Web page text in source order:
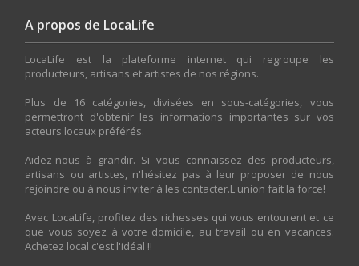
A propos de LocaLife
LocaLife est la plateforme internet qui regroupe les
producteurs, artisans et artistes de nos régions.
Plus de 16 catégories, divisées en sous-catégories, vous
permettront d'obtenir les informations importantes sur vos
acteurs locaux préférés.
Aidez-nous à grandir. Si vous connaissez des producteurs,
artisans ou artistes, n'hésitez pas à leur proposer de nous
rejoindre ou à nous inviter à les contacter.L'union fait la force!
Avec LocaLife, profitez des richesses qui vous entourent et ce
que vous soyez à votre domicile, au travail ou en vacances.
Achetez local c'est l'idéal !!